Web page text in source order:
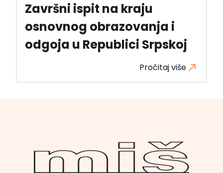
Završni ispit na kraju
osnovnog obrazovanja i
odgoja u Republici Srpskoj
Pročitaj više